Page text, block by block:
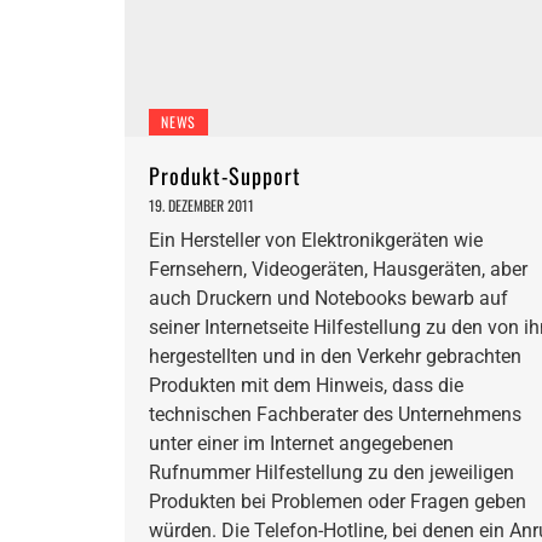
NEWS
Produkt-Support
19. DEZEMBER 2011
Ein Hersteller von Elektronikgeräten wie
Fernsehern, Videogeräten, Hausgeräten, aber
auch Druckern und Notebooks bewarb auf
seiner Internetseite Hilfestellung zu den von
hergestellten und in den Verkehr gebrachten
Produkten mit dem Hinweis, dass die
technischen Fachberater des Unternehmens
unter einer im Internet angegebenen
Rufnummer Hilfestellung zu den jeweiligen
Produkten bei Problemen oder Fragen geben
würden. Die Telefon-Hotline, bei denen ein